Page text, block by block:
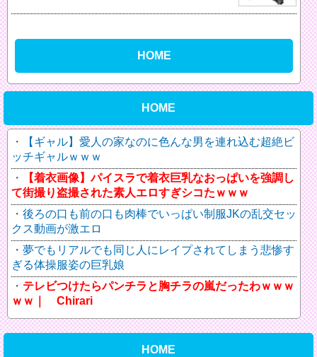
HOME
HOME
【ギャル】愛人の家なのに色んな男を連れ込む超絶ビ
ッチギャルｗｗｗ
【着衣画像】パイスラで着衣巨乳なおっぱいを強調し
て街撮り盗撮された素人エロすぎシコたｗｗｗ
後ろの口も前の口も肉棒でいっぱい制服JKの乱交セッ
クス動画が激エロ
夢でもリアルでも同じ人にレイプされてしまう悲惨す
ぎる体操服姿の巨乳娘
テレビつけたらパンチラと胸チラの嵐だったわｗｗｗ
ｗｗ｜ Chirari
HOME